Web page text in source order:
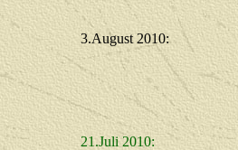
3.August 2010:
21.Juli 2010: